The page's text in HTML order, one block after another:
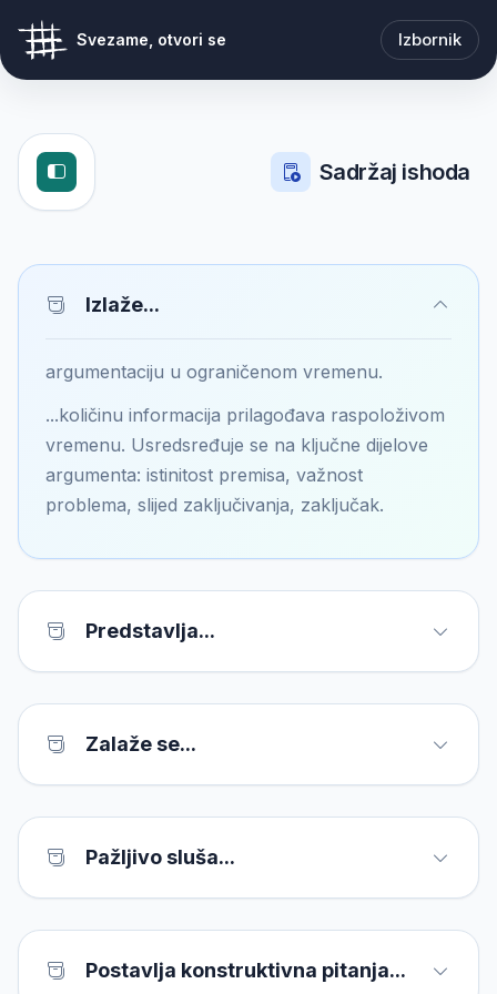
Svezame, otvori se Izbornik
Sadržaj ishoda
Izlaže...
argumentaciju u ograničenom vremenu.
...količinu informacija prilagođava raspoloživom
vremenu. Usredsređuje se na ključne dijelove
argumenta: istinitost premisa, važnost
problema, slijed zaključivanja, zaključak.
Predstavlja...
Zalaže se...
Pažljivo sluša...
Postavlja konstruktivna pitanja...